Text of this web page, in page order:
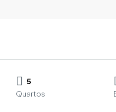
5
Quartos